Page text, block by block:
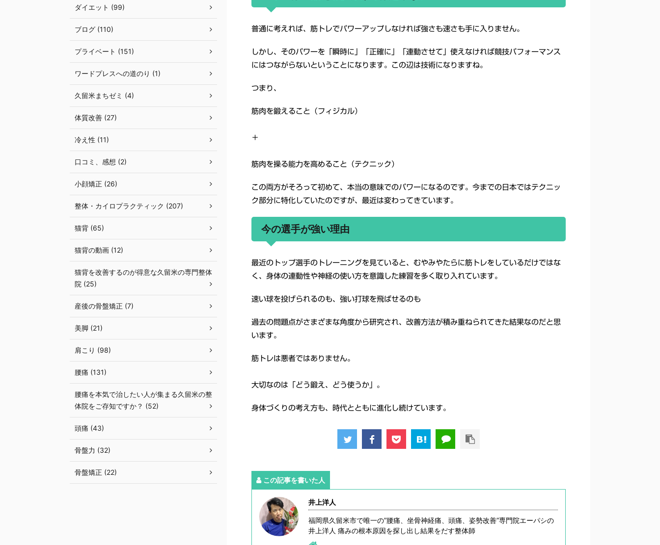
普通に考えれば、筋トレでパワーアップしなければ強さも速さも手に入りません。
しかし、そのパワーを「瞬時に」「正確に」「連動させて」使えなければ競技パフォーマンス
にはつながらないということになります。この辺は技術になりますね。
つまり、
筋肉を鍛えること（フィジカル）
＋
筋肉を操る能力を高めること（テクニック）
この両方がそろって初めて、本当の意味でのパワーになるのです。今までの日本ではテクニッ
ク部分に特化していたのですが、最近は変わってきています。
今の選手が強い理由
最近のトップ選手のトレーニングを見ていると、むやみやたらに筋トレをしているだけではな
く、身体の連動性や神経の使い方を意識した練習を多く取り入れています。
速い球を投げられるのも、強い打球を飛ばせるのも
過去の問題点がさまざまな角度から研究され、改善方法が積み重ねられてきた結果なのだと思
います。
筋トレは悪者ではありません。
大切なのは「どう鍛え、どう使うか」。
身体づくりの考え方も、時代とともに進化し続けています。
この記事を書いた人
井上洋人
福岡県久留米市で唯一の”腰痛、坐骨神経痛、頭痛、姿勢改善”専門院エーパシの
井上洋人 痛みの根本原因を探し出し結果をだす整体師
ダイエット (99)
ブログ (110)
プライベート (151)
ワードプレスへの道のり (1)
久留米まちゼミ (4)
体質改善 (27)
冷え性 (11)
口コミ、感想 (2)
小顔矯正 (26)
整体・カイロプラクティック (207)
猫背 (65)
猫背の動画 (12)
猫背を改善するのが得意な久留米の専門整体
院 (25)
産後の骨盤矯正 (7)
美脚 (21)
肩こり (98)
腰痛 (131)
腰痛を本気で治したい人が集まる久留米の整
体院をご存知ですか？ (52)
頭痛 (43)
骨盤力 (32)
骨盤矯正 (22)